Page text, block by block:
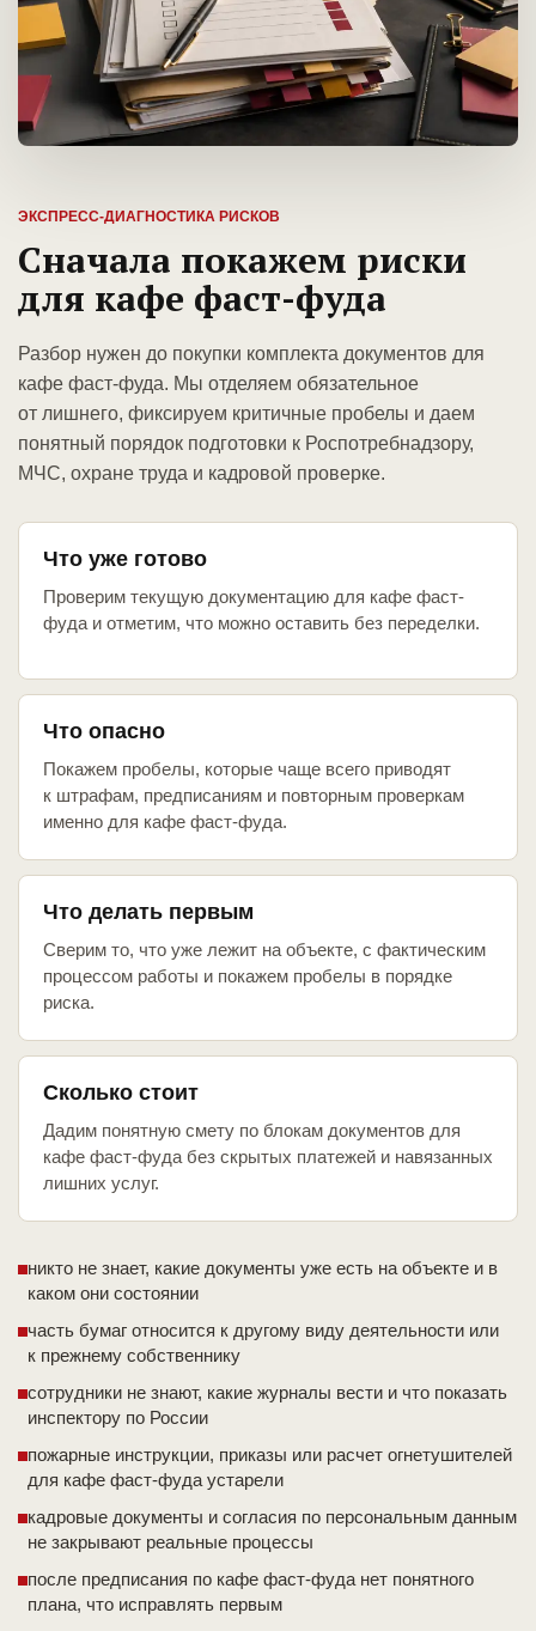
ЭКСПРЕСС-ДИАГНОСТИКА РИСКОВ
Сначала покажем риски
для кафе фаст-фуда
Разбор нужен до покупки комплекта документов для
кафе фаст-фуда. Мы отделяем обязательное
от лишнего, фиксируем критичные пробелы и даем
понятный порядок подготовки к Роспотребнадзору,
МЧС, охране труда и кадровой проверке.
Что уже готово
Проверим текущую документацию для кафе фаст-
фуда и отметим, что можно оставить без переделки.
Что опасно
Покажем пробелы, которые чаще всего приводят
к штрафам, предписаниям и повторным проверкам
именно для кафе фаст-фуда.
Что делать первым
Сверим то, что уже лежит на объекте, с фактическим
процессом работы и покажем пробелы в порядке
риска.
Сколько стоит
Дадим понятную смету по блокам документов для
кафе фаст-фуда без скрытых платежей и навязанных
лишних услуг.
никто не знает, какие документы уже есть на объекте и в
каком они состоянии
часть бумаг относится к другому виду деятельности или
к прежнему собственнику
сотрудники не знают, какие журналы вести и что показать
инспектору по России
пожарные инструкции, приказы или расчет огнетушителей
для кафе фаст-фуда устарели
кадровые документы и согласия по персональным данным
не закрывают реальные процессы
после предписания по кафе фаст-фуда нет понятного
плана, что исправлять первым